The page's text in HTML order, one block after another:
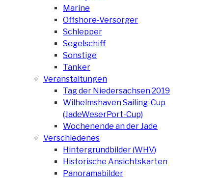
Marine
Offshore-Versorger
Schlepper
Segelschiff
Sonstige
Tanker
Veranstaltungen
Tag der Niedersachsen 2019
Wilhelmshaven Sailing-Cup
(JadeWeserPort-Cup)
Wochenende an der Jade
Verschiedenes
Hintergrundbilder (WHV)
Historische Ansichtskarten
Panoramabilder